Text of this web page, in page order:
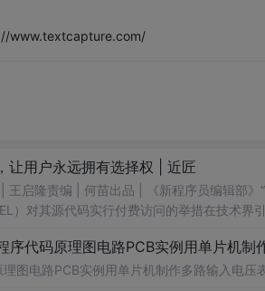
www.textcapture.com/
让用户永远拥有选择权 | 近匠
启隆责编 | 何苗出品 | 《新程序员编辑部》
）对其源代码实行付费访问的举措在技术界
代码原理图电路PCB实例用单片机制
图电路PCB实例用单片机制作多路输入电压